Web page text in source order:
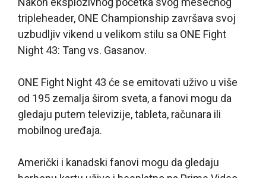
tripleheader, ONE Championship završava svoj
uzbudljiv vikend u velikom stilu sa ONE Fight
Night 43: Tang vs. Gasanov.
ONE Fight Night 43 će se emitovati uživo u više
od 195 zemalja širom sveta, a fanovi mogu da
gledaju putem televizije, tableta, računara ili
mobilnog uređaja.
Američki i kanadski fanovi mogu da gledaju